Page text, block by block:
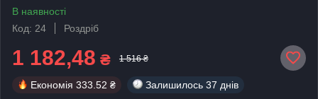
В наявності
Код: 24
Роздріб
1 182,48 ₴ 1 516 ₴
Економія 333.52 ₴ Залишилось 37 днів